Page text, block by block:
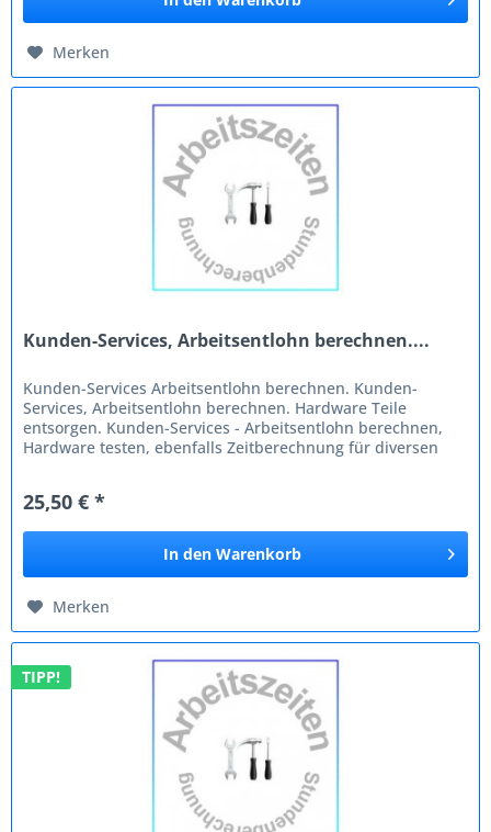
Merken
Kunden-Services, Arbeitsentlohn berechnen....
Kunden-Services Arbeitsentlohn berechnen. Kunden-
Services, Arbeitsentlohn berechnen. Hardware Teile
entsorgen. Kunden-Services - Arbeitsentlohn berechnen,
Hardware testen, ebenfalls Zeitberechnung für diversen
25,50 € *
In den Warenkorb
Merken
TIPP!